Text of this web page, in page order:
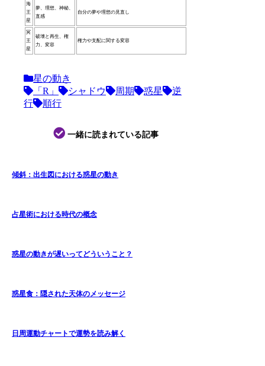
海
王
星
夢、理想、神秘、
直感
自分の夢や理想の見直し
冥
王
星
破壊と再生、権
力、変容
権力や支配に関する変容
星の動き
「R」
シャドウ 周期 惑星
逆
行
順行
一緒に読まれている記事
傾斜：出生図における惑星の動き
占星術における時代の概念
惑星の動きが遅いってどういうこと？
惑星食：隠された天体のメッセージ
日周運動チャートで運勢を読み解く